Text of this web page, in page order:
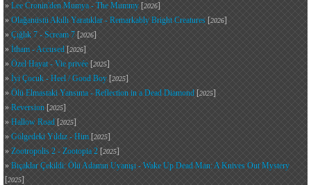
» Lee Cronin'den Mumya - The Mummy [2026]
» Olağanüstü Akıllı Yaratıklar - Remarkably Bright Creatures [2026]
» Çığlık 7 - Scream 7 [2026]
» İtham - Accused [2026]
» Özel Hayat - Vie privée [2025]
» İyi Çocuk - Heel / Good Boy [2025]
» Ölü Elmastaki Yansıma - Reflection in a Dead Diamond [2025]
» Reversion [2025]
» Hallow Road [2025]
» Gölgedeki Yıldız - Him [2025]
» Zootropolis 2 - Zootopia 2 [2025]
» Bıçaklar Çekildi: Ölü Adamın Uyanışı - Wake Up Dead Man: A Knives Out Mystery
[2025]